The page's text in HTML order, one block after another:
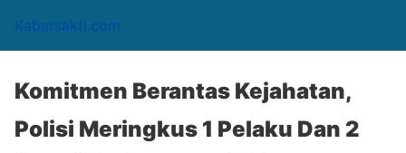
Kabarsakti.com
Komitmen Berantas Kejahatan,
Polisi Meringkus 1 Pelaku Dan 2